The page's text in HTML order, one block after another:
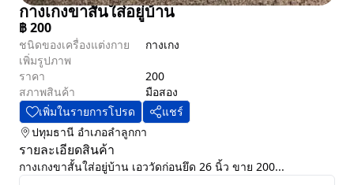
กางเกงขาสั้นใส่อยู่บ้าน
฿200
ชนิดของเครื่องแต่งกาย
กางเกง
เพิ่มรูปภาพ
ราคา
200
สภาพสินค้า
มือสอง
เพิ่มในรายการโปรด
แชร์
ปทุมธานี อำเภอลำลูกกา
รายละเอียดสินค้า
กางเกงขาสั้นใส่อยู่บ้าน เอววัดก่อนยึด 26 นิ้ว ขาย 200...